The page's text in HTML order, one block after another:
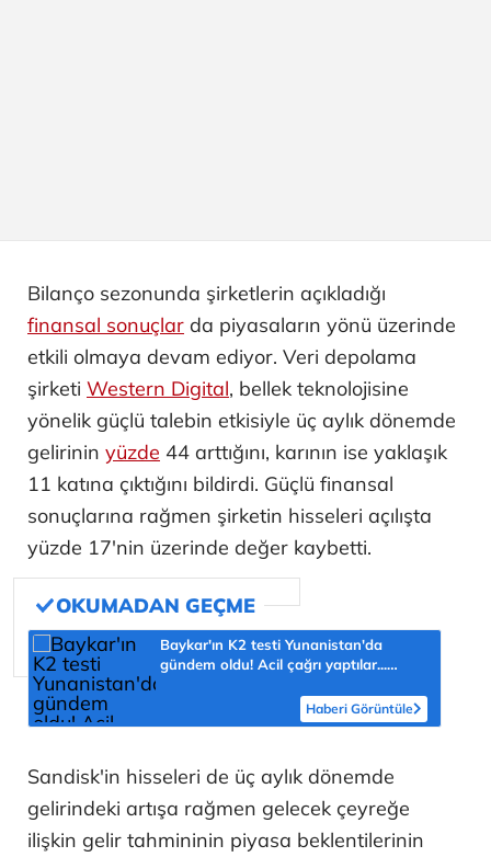
Bilanço sezonunda şirketlerin açıkladığı
finansal sonuçlar da piyasaların yönü üzerinde
etkili olmaya devam ediyor. Veri depolama
şirketi Western Digital, bellek teknolojisine
yönelik güçlü talebin etkisiyle üç aylık dönemde
gelirinin yüzde 44 arttığını, karının ise yaklaşık
11 katına çıktığını bildirdi. Güçlü finansal
sonuçlarına rağmen şirketin hisseleri açılışta
yüzde 17'nin üzerinde değer kaybetti.
Baykar'ın K2 testi Yunanistan'da
gündem oldu! Acil çağrı yaptılar...
Haberi Görüntüle
Sandisk'in hisseleri de üç aylık dönemde
gelirindeki artışa rağmen gelecek çeyreğe
ilişkin gelir tahmininin piyasa beklentilerinin